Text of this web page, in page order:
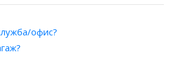
офис?
музей?